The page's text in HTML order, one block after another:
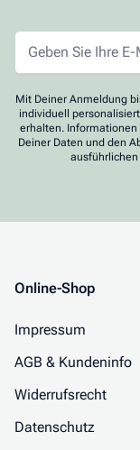
Mit Deiner Anmeldung
individuell
erhalten. Informationen
Deiner Daten und den
Online-Shop
Impressum
AGB & Kundeninfo
Widerrufsrecht
Datenschutz